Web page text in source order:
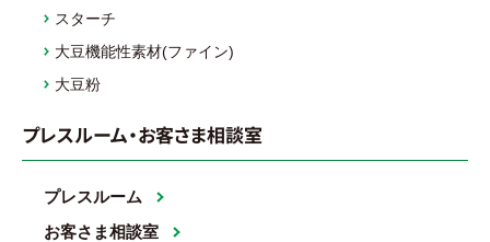
スターチ
大豆機能性素材(ファイン)
大豆粉
プレスルーム・お客さま相談室
プレスルーム
お客さま相談室